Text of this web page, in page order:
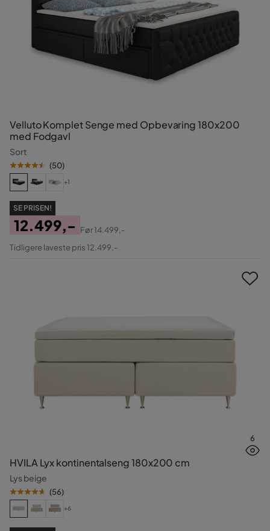
Velluto Komplet Senge med Opbevaring 180x200
med Fodgavl
Sort
(50)
+1
SE PRISEN!
Pris
12.499,-
Original
Før14.499,-
Tidligere laveste pris 12.499,-
6
HVILA Lyx kontinentalseng 180x200 cm
Lys beige
(56)
+6